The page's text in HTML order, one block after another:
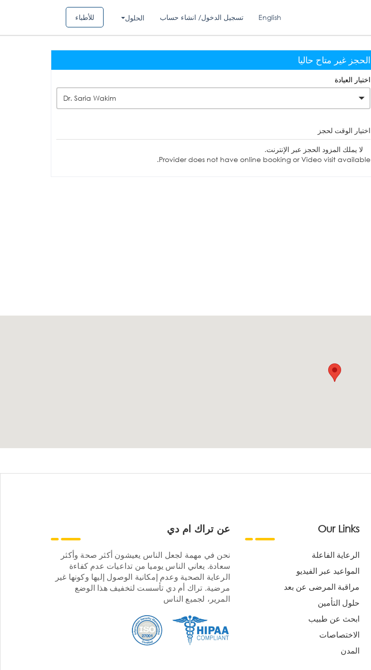
للأطباء الحلول تسجيل الدخول/ انشاء حساب English
الحجز غير متاح حاليا
اختيار العيادة
Dr. Saria Wakim
اختيار الوقت لحجز
لا يملك المزود الحجز عبر الإنترنت.
Provider does not have online booking or Video visit available.
عن تراك ام دي
نحن في مهمة لجعل الناس يعيشون أكثر صحة وأكثر
سعادة. يعاني الناس يوميا من تداعيات عدم كفاءة
الرعاية الصحية وعدم إمكانية الوصول إليها وكونها غير
مرضية. تراك أم دي تأسست لتخفيف هذا الوضع
المرير، لجميع الناس
Our Links
الرعاية الفاعلة
المواعيد عبر الفيديو
مراقبة المرضى عن بعد
حلول التأمين
ابحث عن طبيب
الاختصاصات
المدن